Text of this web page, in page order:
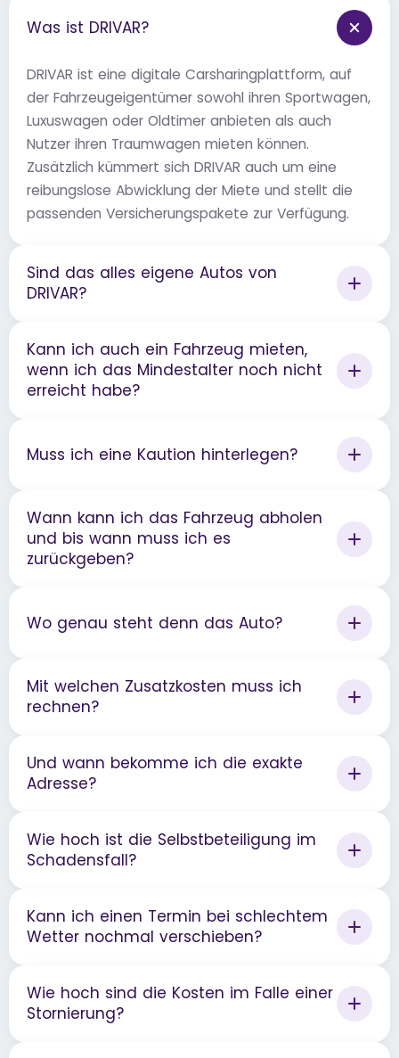
Was ist DRIVAR?
DRIVAR ist eine digitale Carsharingplattform, auf
der Fahrzeugeigentümer sowohl ihren Sportwagen,
Luxuswagen oder Oldtimer anbieten als auch
Nutzer ihren Traumwagen mieten können.
Zusätzlich kümmert sich DRIVAR auch um eine
reibungslose Abwicklung der Miete und stellt die
passenden Versicherungspakete zur Verfügung.
Sind das alles eigene Autos von
DRIVAR?
Kann ich auch ein Fahrzeug mieten,
wenn ich das Mindestalter noch nicht
erreicht habe?
Muss ich eine Kaution hinterlegen?
Wann kann ich das Fahrzeug abholen
und bis wann muss ich es
zurückgeben?
Wo genau steht denn das Auto?
Mit welchen Zusatzkosten muss ich
rechnen?
Und wann bekomme ich die exakte
Adresse?
Wie hoch ist die Selbstbeteiligung im
Schadensfall?
Kann ich einen Termin bei schlechtem
Wetter nochmal verschieben?
Wie hoch sind die Kosten im Falle einer
Stornierung?